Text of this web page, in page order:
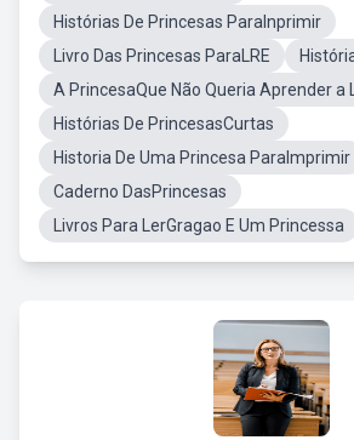
Histórias De Princesas ParaInprimir
Livro Das Princesas ParaLRE
A PrincesaQue Não Queria Aprender a
Histórias De PrincesasCurtas
Historia De Uma Princesa ParaImprimir
Caderno DasPrincesas
Livros Para LerGragao E Um Princessa